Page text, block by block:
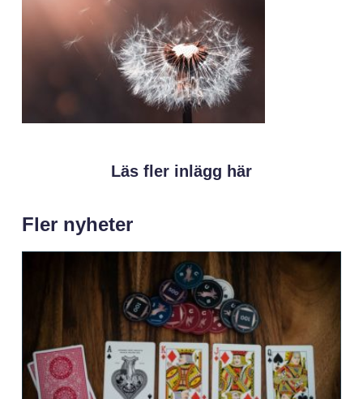
Läs fler inlägg här
Fler nyheter